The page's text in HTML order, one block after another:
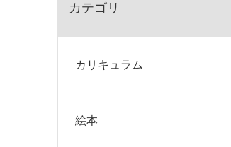
カテゴリ
カリキュラム
絵本